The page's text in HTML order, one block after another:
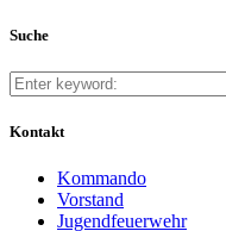
Suche
Kontakt
Kommando
Vorstand
Jugendfeuerwehr